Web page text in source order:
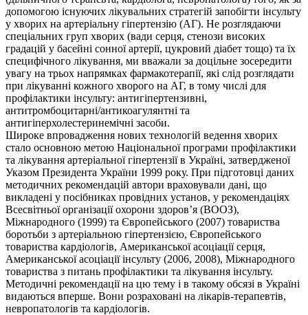
допомогою існуючих лікувальних стратегій запобігти інсульту
у хворих на артеріальну гіпертензію (АГ). Не розглядаючи
спеціальних груп хворих (вади серця, стенози високих
градацій у басейні сонної артерії, цукровий діабет тощо) та їх
специфічного лікування, ми вважали за доцільне зосередити
увагу на трьох напрямках фармакотерапії, які слід розглядати
при лікуванні кожного хворого на АГ, в тому числі для
профілактики інсульту: антигіпертензивні,
антитромбоцитарні/антикоагулянтні та
антигіперхолестеринемічні засоби.
Широке впровадження нових технологій ведення хворих
стало основною метою Національної програми профілактики
та лікування артеріальної гіпертензії в Україні, затвердженої
Указом Президента України 1999 року. При підготовці даних
методичних рекомендацій автори враховували дані, що
викладені у посібниках провідних установ, у рекомендаціях
Всесвітньої організації охорони здоров’я (ВООЗ),
Міжнародного (1999) та Європейського (2007) товариства
боротьби з артеріальною гіпертензією, Європейського
товариства кардіологів, Американської асоціації серця,
Американської асоціації інсульту (2006, 2008), Міжнародного
товариства з питань профілактики та лікування інсульту.
Методичні рекомендації на цю тему і в такому обсязі в Україні
видаються вперше. Вони розраховані на лікарів-терапевтів,
невропатологів та кардіологів.